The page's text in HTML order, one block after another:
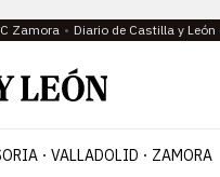
Zamora Diario de Castilla y León
VALLADOLID ZAMORA